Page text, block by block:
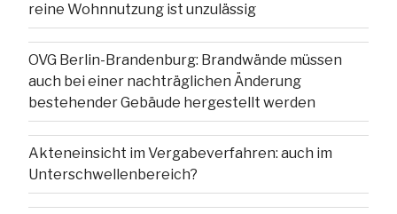
reine Wohnnutzung ist unzulässig
OVG Berlin-Brandenburg: Brandwände müssen
auch bei einer nachträglichen Änderung
bestehender Gebäude hergestellt werden
Akteneinsicht im Vergabeverfahren: auch im
Unterschwellenbereich?